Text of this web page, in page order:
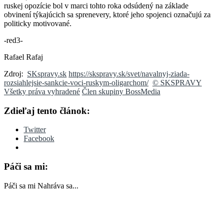
ruskej opozície bol v marci tohto roka odsúdený na základe
obvinení týkajúcich sa sprenevery, ktoré jeho spojenci označujú za
politicky motivované.
-red3-
Rafael Rafaj
Zdroj: SKspravy.sk https://skspravy.sk/svet/navalnyj-ziada-
rozsiahlejsie-sankcie-voci-ruskym-oligarchom/ © SKSPRAVY
Všetky práva vyhradené Člen skupiny BossMedia
Zdieľaj tento článok:
Twitter
Facebook
Páči sa mi:
Páči sa mi Nahráva sa...